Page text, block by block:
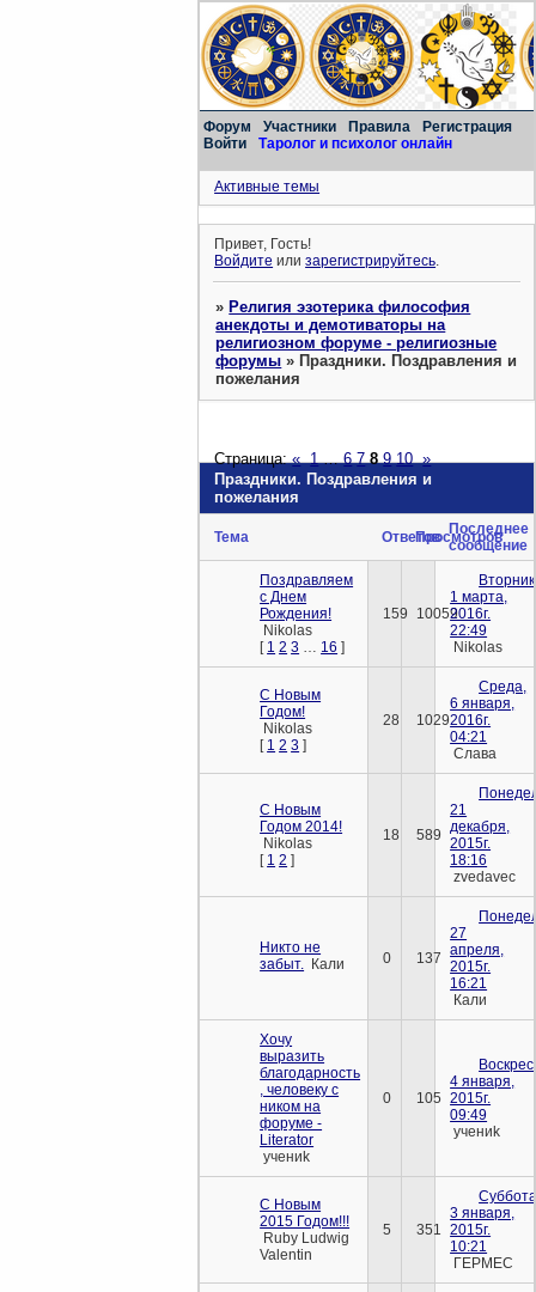
Форум Участники Правила
Регистрация
Войти
Таролог и психолог онлайн
Активные темы
Привет, Гость!
Войдите илизарегистрируйтесь.
»Религия эзотерика философия
анекдоты и демотиваторы на
религиозном форуме - религиозные
форумы »Праздники. Поздравления и
пожелания
Праздники. Поздравления и
пожелания
Страница:« 1 … 6 7 8 9 10 »
Тема ОтветовПросмотров
Последнее
сообщение
Поздравляем
с Днем
Рождения!
Nikolas
[ 1 2 3 16 ]
159 10059
1 марта,
2016г.
22:49
Nikolas
С Новым
Годом!
Nikolas
[ 1 2 3 ]
28 1029
Среда,
6 января,
2016г.
04:21
Слава
С Новым
Годом 2014!
Nikolas
[ 1 2 ]
18 589
21
декабря,
2015г.
18:16
zvedavec
Никто не
забыт.
Кали 0 137
27
апреля,
2015г.
16:21
Кали
Хочу
выразить
благодарность
, человеку с
ником на
форуме -
Literator
учениk
0 105
4 января,
2015г.
09:49
учениk
С Новым
2015 Годом!!!
Ruby Ludwig
Valentin
5 351
3 января,
2015г.
10:21
ГЕРМЕС